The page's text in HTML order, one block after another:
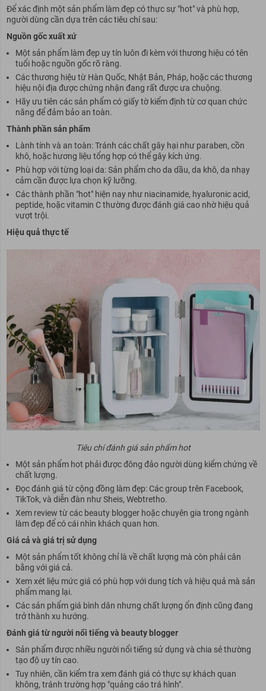
Để xác định một sản phẩm làm đẹp có thực sự "hot" và phù hợp,
người dùng cần dựa trên các tiêu chí sau:
Nguồn gốc xuất xứ
Một sản phẩm làm đẹp uy tín luôn đi kèm với thương hiệu có tên
tuổi hoặc nguồn gốc rõ ràng.
Các thương hiệu từ Hàn Quốc, Nhật Bản, Pháp, hoặc các thương
hiệu nội địa được chứng nhận đang rất được ưa chuộng.
Hãy ưu tiên các sản phẩm có giấy tờ kiểm định từ cơ quan chức
năng để đảm bảo an toàn.
Thành phần sản phẩm
Lành tính và an toàn: Tránh các chất gây hại như paraben, cồn
khô, hoặc hương liệu tổng hợp có thể gây kích ứng.
Phù hợp với từng loại da: Sản phẩm cho da dầu, da khô, da nhạy
cảm cần được lựa chọn kỹ lưỡng.
Các thành phần "hot" hiện nay như niacinamide, hyaluronic acid,
peptide, hoặc vitamin C thường được đánh giá cao nhờ hiệu quả
vượt trội.
Hiệu quả thực tế
Tiêu chí đánh giá sản phẩm hot
Một sản phẩm hot phải được đông đảo người dùng kiểm chứng về
chất lượng.
Đọc đánh giá từ cộng đồng làm đẹp: Các group trên Facebook,
TikTok, và diễn đàn như Sheis, Webtretho.
Xem review từ các beauty blogger hoặc chuyên gia trong ngành
làm đẹp để có cái nhìn khách quan hơn.
Giá cả và giá trị sử dụng
Một sản phẩm tốt không chỉ là về chất lượng mà còn phải cân
bằng với giá cả.
Xem xét liệu mức giá có phù hợp với dung tích và hiệu quả mà sản
phẩm mang lại.
Các sản phẩm giá bình dân nhưng chất lượng ổn định cũng đang
trở thành xu hướng.
Đánh giá từ người nổi tiếng và beauty blogger
Sản phẩm được nhiều người nổi tiếng sử dụng và chia sẻ thường
tạo độ uy tín cao.
Tuy nhiên, cần kiểm tra xem đánh giá có thực sự khách quan
không, tránh trường hợp "quảng cáo trá hình".